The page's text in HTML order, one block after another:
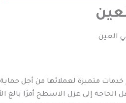
العين
متميزة لعملائها من أجل حماية
الحاجة إلى عزل الاسطح أمرًا بالغ